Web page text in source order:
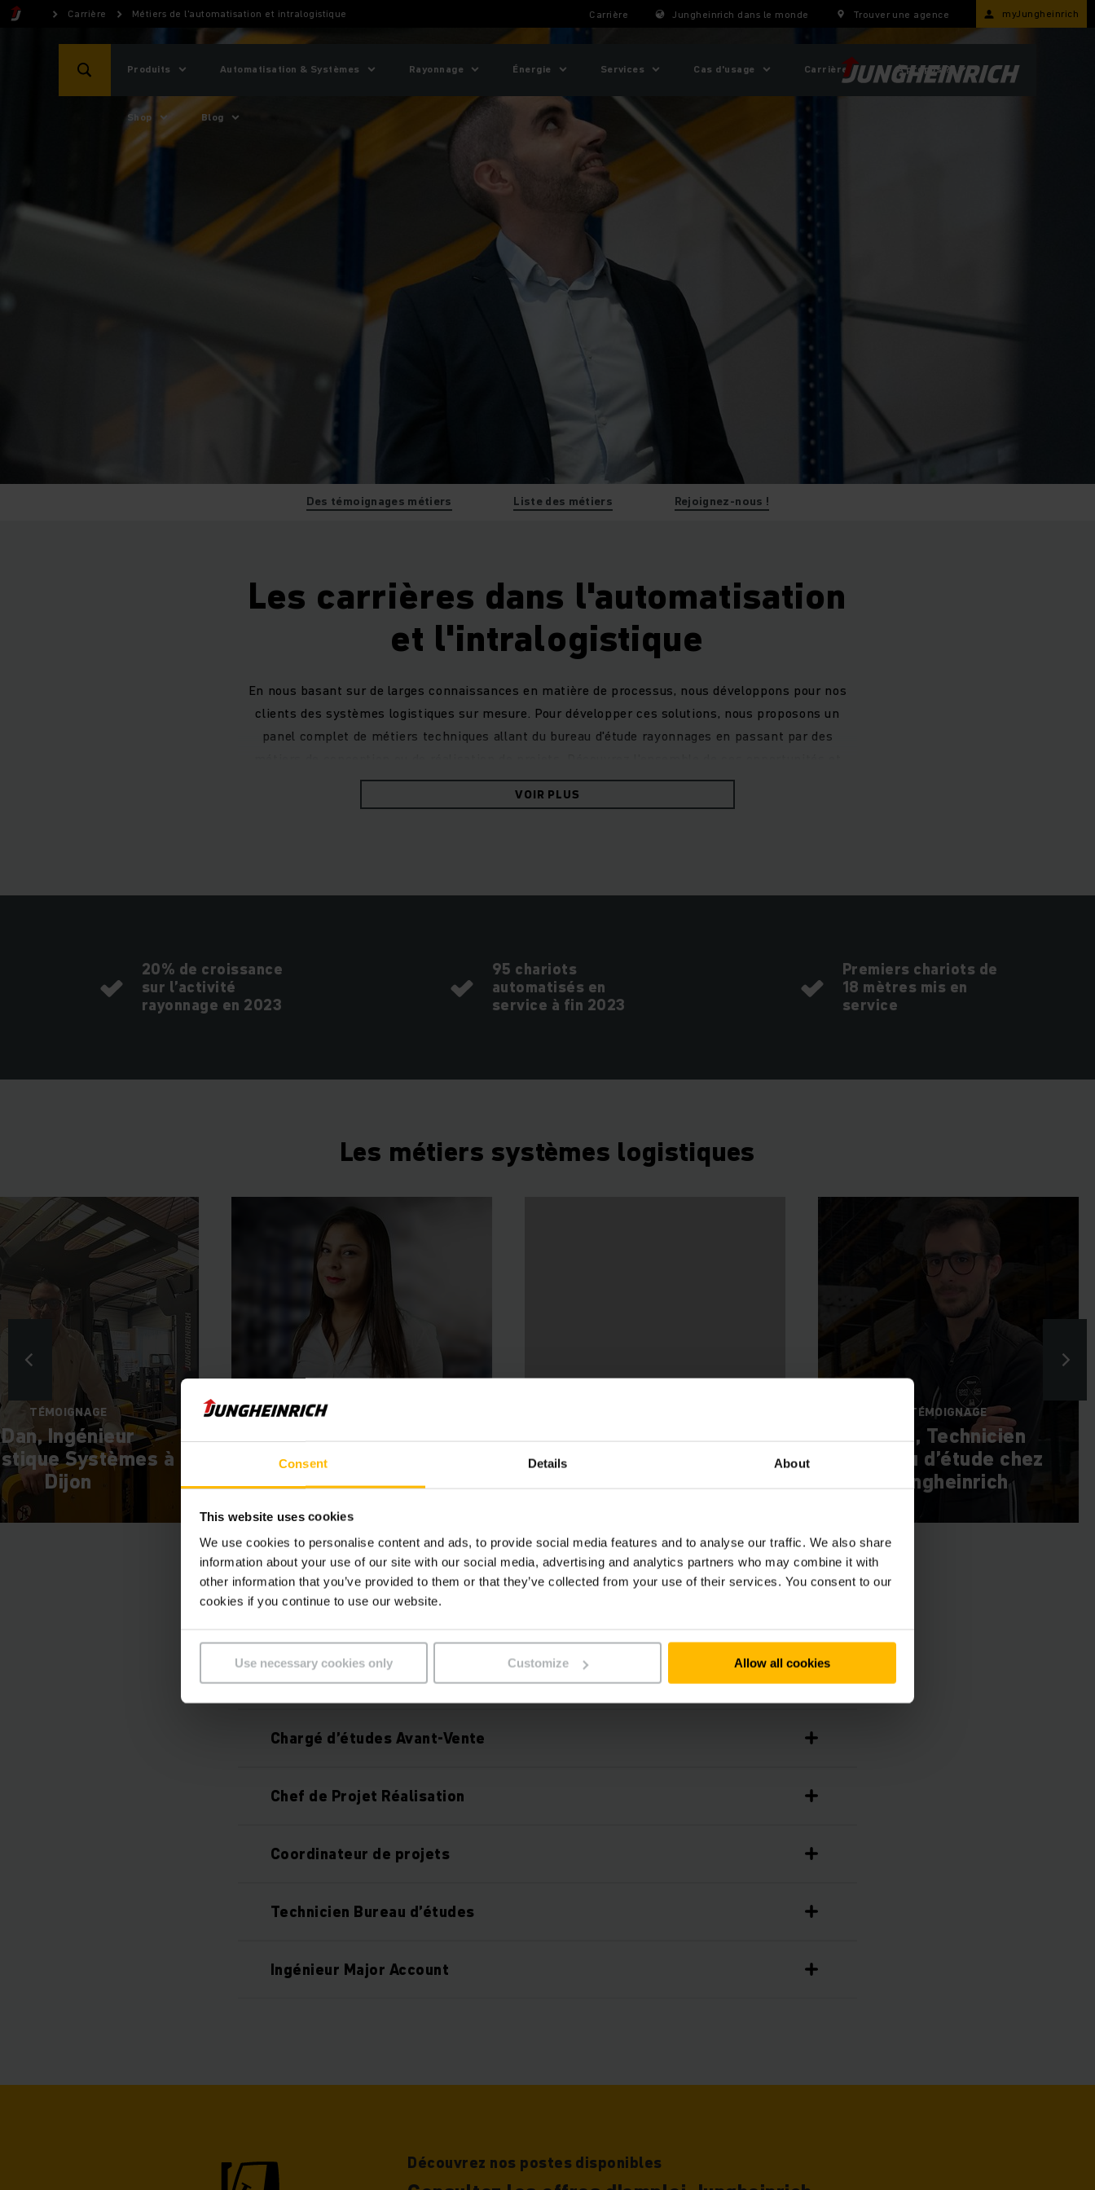
Consent Details About
This website uses cookies
We use cookies to personalise content and ads, to provide social media features and to analyse our traffic. We also share
information about your use of our site with our social media, advertising and analytics partners who may combine it with
other information that you’ve provided to them or that they’ve collected from your use of their services. You consent to our
cookies if you continue to use our website.
Use necessary cookies only Customize Allow all cookies
Carrière Métiers de l'automatisation et intralogistique Carrière Jungheinrich dans le monde Trouver une agence myJungheinrich
Produits Automatisation & Systèmes Rayonnage Énergie Services Cas d'usage Carrière À propos ?
Shop Blog
Des témoignages métiers Liste des métiers Rejoignez-nous !
Les carrières dans l'automatisation
et l'intralogistique
En nous basant sur de larges connaissances en matière de processus, nous développons pour nos
clients des systèmes logistiques sur mesure. Pour développer ces solutions, nous proposons un
panel complet de métiers techniques allant du bureau d'étude rayonnages en passant par des
entrez dans l'entrepôt de demain !
VOIR PLUS
20% de croissance
sur l’activité
rayonnage en 2023
95 chariots
automatisés en
service à fin 2023
Premiers chariots de
18 mètres mis en
service
Les métiers systèmes logistiques
TÉMOIGNAGE
Dan, Ingénieur
Systèmes à
Dijon
TÉMOIGNAGE
Marwa, Ingénieur en
génie industriel
Jungheinrich France.
Nicolas, Chef de Projet
TÉMOIGNAGE
Juan, Technicien
bureau d’étude chez
Jungheinrich
Les métiers Systèmes Logistiques
Ingénieur Logistique Systèmes
Chargé d’études Avant-Vente
Chef de Projet Réalisation
Coordinateur de projets
Technicien Bureau d’études
Ingénieur Major Account
Découvrez nos postes disponibles